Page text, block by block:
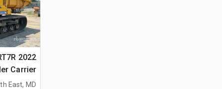
Carrier
East, MD